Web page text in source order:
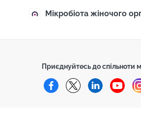
Мікробіота жіночого
Приєднуйтесь до спільноти
Facebook
Twitter LinkedIn